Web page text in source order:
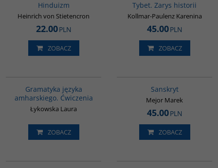
Hinduizm
Heinrich von Stietencron
22.00PLN
ZOBACZ
Tybet. Zarys historii
Kollmar-Paulenz Karenina
45.00PLN
ZOBACZ
Gramatyka języka
amharskiego. Ćwiczenia
Łykowska Laura
ZOBACZ
Sanskryt
Mejor Marek
45.00PLN
ZOBACZ